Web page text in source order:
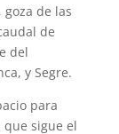
de las
de
del
y Segre.
para
sigue el